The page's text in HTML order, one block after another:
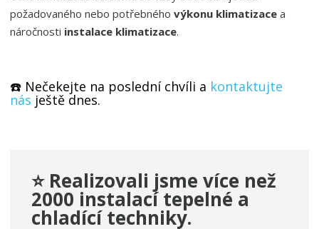
požadovaného nebo potřebného výkonu klimatizace a
náročnosti instalace klimatizace.
☎️ Nečekejte na poslední chvíli a kontaktujte
nás ještě dnes.
⭐ Realizovali jsme více než
2000 instalací tepelné a
chladící techniky.